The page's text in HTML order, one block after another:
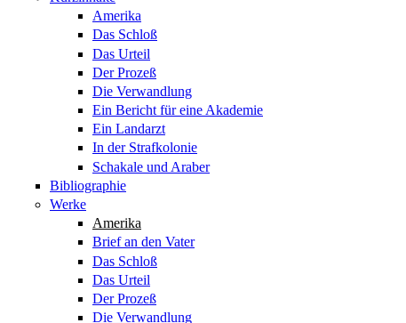
Amerika
Das Schloß
Das Urteil
Der Prozeß
Die Verwandlung
Ein Bericht für eine Akademie
Ein Landarzt
In der Strafkolonie
Schakale und Araber
Bibliographie
Werke
Amerika
Brief an den Vater
Das Schloß
Das Urteil
Der Prozeß
Die Verwandlung